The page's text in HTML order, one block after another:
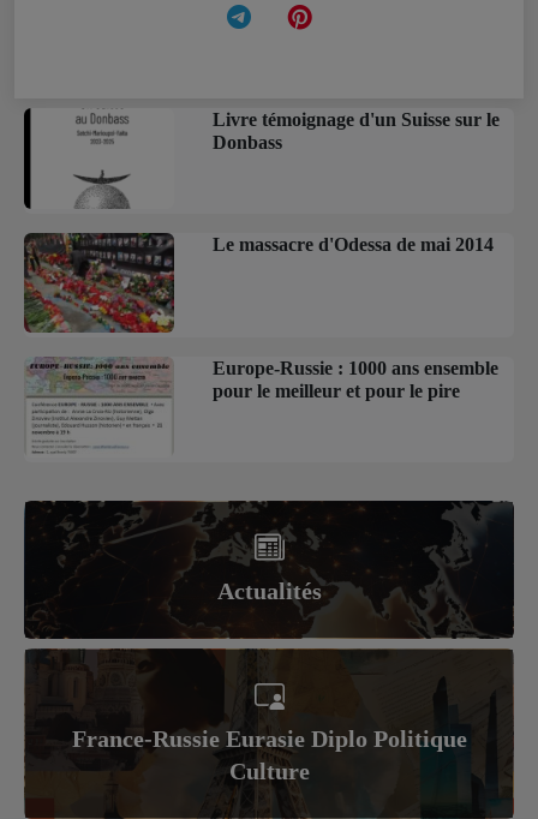
Livre témoignage d'un Suisse sur le
Donbass
Le massacre d'Odessa de mai 2014
Europe-Russie : 1000 ans ensemble
pour le meilleur et pour le pire
Actualités
France-Russie Eurasie Diplo Politique
Culture